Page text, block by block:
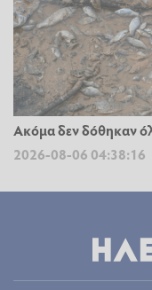
Ακόμα δεν δόθηκαν
2026-08-06 04:38:16